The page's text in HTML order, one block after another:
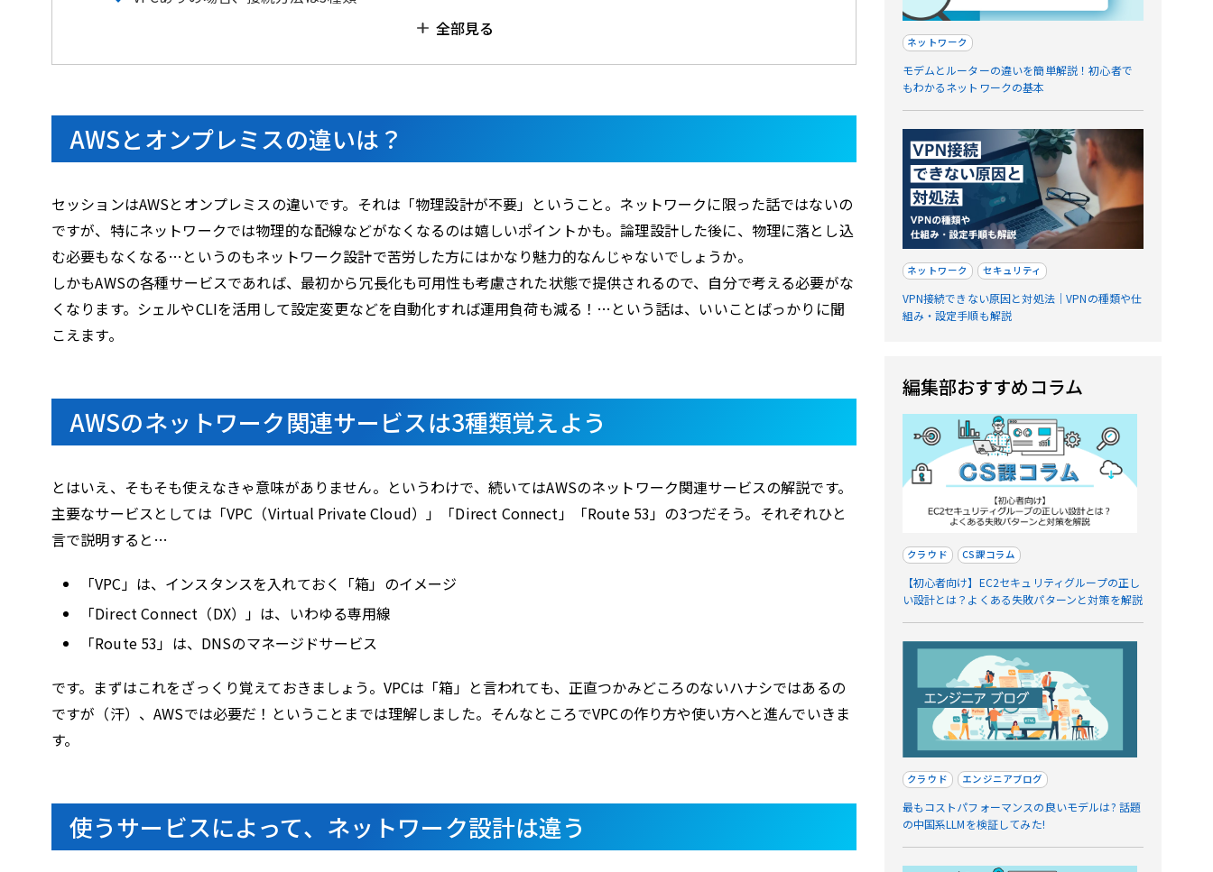
全部見る
AWSとオンプレミスの違いは？
セッションはAWSとオンプレミスの違いです。それは「物理設計が不要」ということ。ネットワークに限った話ではないの
ですが、特にネットワークでは物理的な配線などがなくなるのは嬉しいポイントかも。論理設計した後に、物理に落とし込
む必要もなくなる…というのもネットワーク設計で苦労した方にはかなり魅力的なんじゃないでしょうか。
しかもAWSの各種サービスであれば、最初から冗長化も可用性も考慮された状態で提供されるので、自分で考える必要がな
くなります。シェルやCLIを活用して設定変更などを自動化すれば運用負荷も減る！…という話は、いいことばっかりに聞
こえます。
AWSのネットワーク関連サービスは3種類覚えよう
とはいえ、そもそも使えなきゃ意味がありません。というわけで、続いてはAWSのネットワーク関連サービスの解説です。
主要なサービスとしては「VPC（Virtual Private Cloud）」「Direct Connect」「Route 53」の3つだそう。それぞれひと
言で説明すると…
「VPC」は、インスタンスを入れておく「箱」のイメージ
「Direct Connect（DX）」は、いわゆる専用線
「Route 53」は、DNSのマネージドサービス
です。まずはこれをざっくり覚えておきましょう。VPCは「箱」と言われても、正直つかみどころのないハナシではあるの
ですが（汗）、AWSでは必要だ！ということまでは理解しました。そんなところでVPCの作り方や使い方へと進んでいきま
す。
使うサービスによって、ネットワーク設計は違う
ネットワーク
モデムとルーターの違いを簡単解説！初心者で
もわかるネットワークの基本
ネットワーク セキュリティ
VPN接続できない原因と対処法｜VPNの種類や仕
組み・設定手順も解説
編集部おすすめコラム
クラウド CS課コラム
【初心者向け】EC2セキュリティグループの正し
い設計とは？よくある失敗パターンと対策を解説
クラウド エンジニアブログ
最もコストパフォーマンスの良いモデルは? 話題
の中国系LLMを検証してみた!